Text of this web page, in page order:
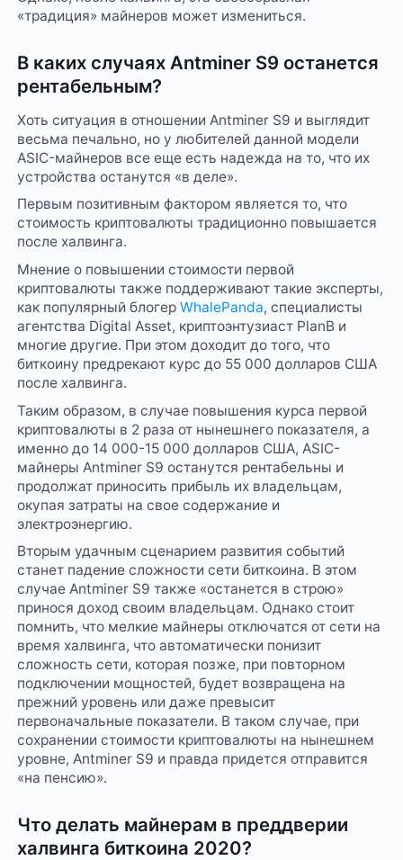
«традиция» майнеров может измениться.
В каких случаях Antminer S9 останется
рентабельным?
Хоть ситуация в отношении Antminer S9 и выглядит
весьма печально, но у любителей данной модели
ASIC-майнеров все еще есть надежда на то, что их
устройства останутся «в деле».
Первым позитивным фактором является то, что
стоимость криптовалюты традиционно повышается
после халвинга.
Мнение о повышении стоимости первой
криптовалюты также поддерживают такие эксперты,
как популярный блогерWhalePanda, специалисты
агентства Digital Asset, криптоэнтузиаст PlanB и
многие другие. При этом доходит до того, что
биткоину предрекают курс до 55 000 долларов США
после халвинга.
Таким образом, в случае повышения курса первой
криптовалюты в 2 раза от нынешнего показателя, а
именно до 14 000-15 000 долларов США, ASIC-
майнеры Antminer S9 останутся рентабельны и
продолжат приносить прибыль их владельцам,
окупая затраты на свое содержание и
электроэнергию.
Вторым удачным сценарием развития событий
станет падение сложности сети биткоина. В этом
случае Antminer S9 также «останется в строю»
принося доход своим владельцам. Однако стоит
помнить, что мелкие майнеры отключатся от сети на
время халвинга, что автоматически понизит
сложность сети, которая позже, при повторном
подключении мощностей, будет возвращена на
прежний уровень или даже превысит
первоначальные показатели. В таком случае, при
сохранении стоимости криптовалюты на нынешнем
уровне, Antminer S9 и правда придется отправится
«на пенсию».
Что делать майнерам в преддверии
халвинга биткоина 2020?